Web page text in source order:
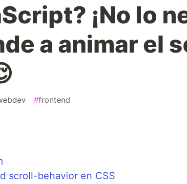
¡No lo
a animar el
#frontend
scroll-behavior en CSS